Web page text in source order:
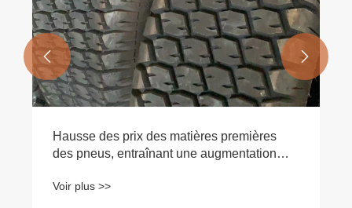
Quelles sont les classifications des pneus
techniques ?
Voir plus >>
 